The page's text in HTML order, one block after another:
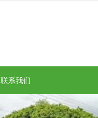
联系我们